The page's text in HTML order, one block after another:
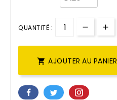
QUANTITÉ :
 AJOUTER AU PANIER